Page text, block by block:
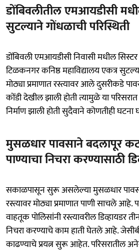
डोंबिवलीतील एमआयडीसी
सुटल्याने गोंधळाची परिस्थिती
डोंबिवली एमआयडीसी निवासी मधील
टिळकनगर कनिष्ठ महाविद्यालय एकत्र
मोठ्या प्रमाणात रस्त्यावर आले दुसरीकडे
कोंडी देखील झाली होती त्यामुळे या
निर्माण झाली होती सुदैवाने कोणतीही घटना
मुसळधार पावसाने बदलापूर
पाण्याचा निचरा करण्यासाठी
सकाळपासून सुरू असलेल्या मुसळधार
रस्त्यावर मोठ्या प्रमाणात पाणी साचले आहे.
वाहतूक पोलिसांनी रस्त्यावरील डिव्हायडर
निचरा करण्याचे काम हाती घेतले आहे.
काढण्याचे प्रयत्न सुरू आहेत. परिसरातील